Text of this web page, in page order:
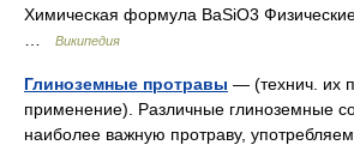
Химическая формула BaSiO3
Википедия
Глиноземные протравы — (технич. их
применение). Различные глиноземные
наиболее важную протраву,